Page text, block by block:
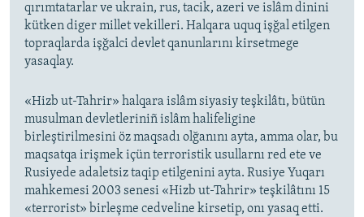
qırımtatarlar ve ukrain, rus, tacik, azeri ve islâm dinini
kütken diger millet vekilleri. Halqara uquq işğal etilgen
topraqlarda işğalci devlet qanunlarını kirsetmege
yasaqlay.
«Hizb ut-Tahrir» halqara islâm siyasiy teşkilâtı, bütün
musulman devletleriniñ islâm halifeligine
birleştirilmesini öz maqsadı olğanını ayta, amma olar, bu
maqsatqa irişmek içün terroristik usullarnı red ete ve
Rusiyede adaletsiz taqip etilgenini ayta. Rusiye Yuqarı
mahkemesi 2003 senesi «Hizb ut-Tahrir» teşkilâtını 15
«terrorist» birleşme cedveline kirsetip, onı yasaq etti.